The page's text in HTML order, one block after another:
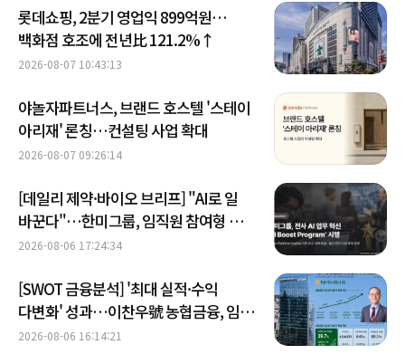
롯데쇼핑, 2분기 영업익 899억원…
백화점 호조에 전년比 121.2%↑
2026-08-07 10:43:13
야놀자파트너스, 브랜드 호스텔 '스테이
아리재' 론칭…컨설팅 사업 확대
2026-08-07 09:26:14
[데일리 제약·바이오 브리프] "AI로 일
바꾼다"…한미그룹, 임직원 참여형 혁신
프로그램 外
2026-08-06 17:24:34
[SWOT 금융분석] '최대 실적·수익
다변화' 성과…이찬우號 농협금융, 임기
말년 성장 박차
2026-08-06 16:14:21